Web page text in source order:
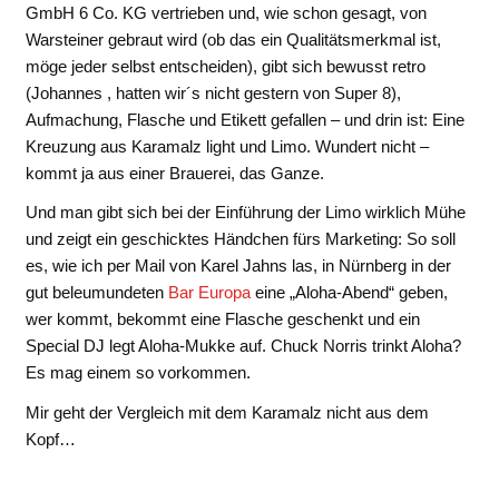
GmbH 6 Co. KG vertrieben und, wie schon gesagt, von
Warsteiner gebraut wird (ob das ein Qualitätsmerkmal ist,
möge jeder selbst entscheiden), gibt sich bewusst retro
(Johannes , hatten wir´s nicht gestern von Super 8),
Aufmachung, Flasche und Etikett gefallen – und drin ist: Eine
Kreuzung aus Karamalz light und Limo. Wundert nicht –
kommt ja aus einer Brauerei, das Ganze.
Und man gibt sich bei der Einführung der Limo wirklich Mühe
und zeigt ein geschicktes Händchen fürs Marketing: So soll
es, wie ich per Mail von Karel Jahns las, in Nürnberg in der
gut beleumundeten Bar Europaeine „Aloha-Abend“ geben,
wer kommt, bekommt eine Flasche geschenkt und ein
Special DJ legt Aloha-Mukke auf. Chuck Norris trinkt Aloha?
Es mag einem so vorkommen.
Mir geht der Vergleich mit dem Karamalz nicht aus dem
Kopf…